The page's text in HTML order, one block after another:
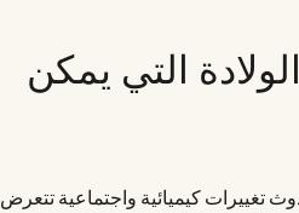
التي يمكن
تغييرات كيميائية واجتماعية تتعرض